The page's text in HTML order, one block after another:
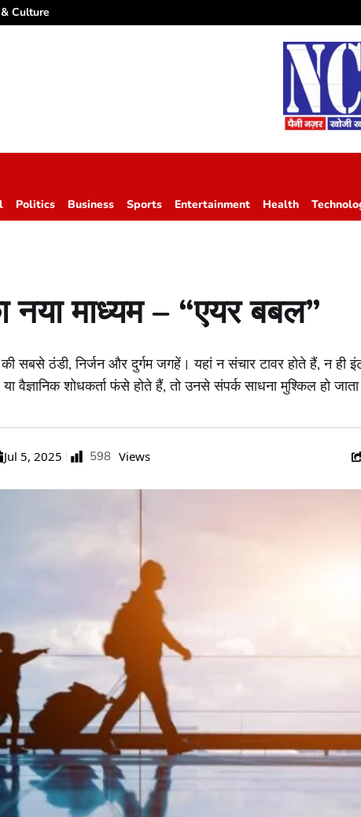
Culture
Politics Business Sports Entertainment Health
नया माध्यम – “एयर बबल”
सबसे ठंडी, निर्जन और दुर्गम जगहें। यहां न संचार टावर होते हैं, न ही
वैज्ञानिक शोधकर्ता फंसे होते हैं, तो उनसे संपर्क साधना मुश्किल हो
Jul 5, 2025 598 Views